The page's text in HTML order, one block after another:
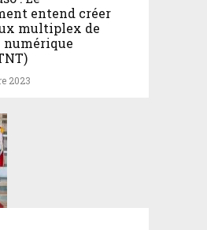
entend créer
multiplex de
2023